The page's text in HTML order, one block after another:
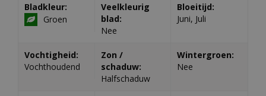
Bladkleur:
Groen
Veelkleurig
blad:
Nee
Bloeitijd:
Juni, Juli
Vochtigheid:
Vochthoudend
Zon /
schaduw:
Halfschaduw
Wintergroen:
Nee